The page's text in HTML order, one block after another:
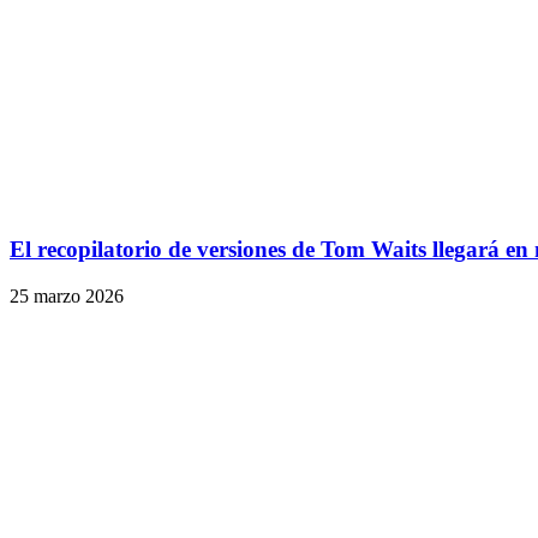
El recopilatorio de versiones de Tom Waits llegará en
25 marzo 2026